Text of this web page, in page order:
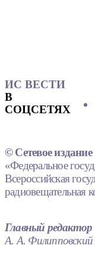
ИС ВЕСТИ
В
СОЦСЕТЯХ
© Сетевое
«Федеральное
Всероссийская
радиовещательная
Главный редактор
А. А. Филипповский